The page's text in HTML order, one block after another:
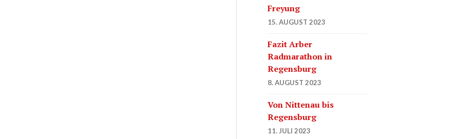
Freyung
15. AUGUST 2023
Fazit Arber
Radmarathon in
Regensburg
8. AUGUST 2023
Von Nittenau bis
Regensburg
11. JULI 2023